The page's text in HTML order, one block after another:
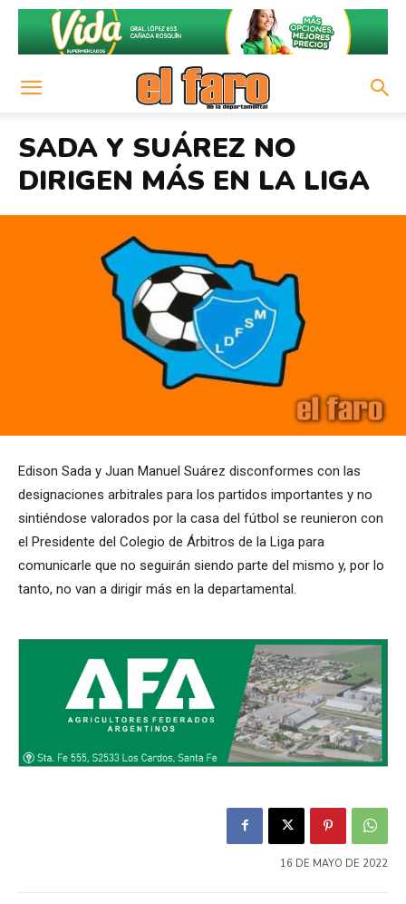
SADA Y SUÁREZ NO
DIRIGEN MÁS EN LA LIGA
Edison Sada y Juan Manuel Suárez disconformes con las
designaciones arbitrales para los partidos importantes y no
sintiéndose valorados por la casa del fútbol se reunieron con
el Presidente del Colegio de Árbitros de la Liga para
comunicarle que no seguirán siendo parte del mismo y, por lo
tanto, no van a dirigir más en la departamental.
16 DE MAYO DE 2022